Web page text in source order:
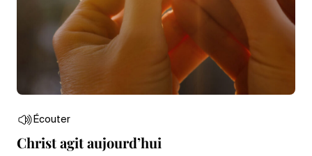
Écouter
Christ agit aujourd’hui